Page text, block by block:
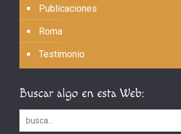
Publicaciones
Roma
Testimonio
Buscar algo en esta Web: